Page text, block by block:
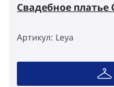
Свадебное платье
Артикул: Leya